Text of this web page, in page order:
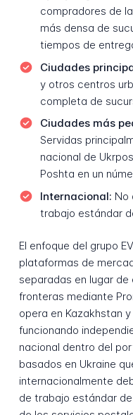
compradores de
más densa de
tiempos de
Ciudades
y otros centros
completa de
Ciudades más
Servidas
nacional de
Poshta en un
Internacional: No
trabajo estándar
El enfoque del grupo
plataformas de
separadas en lugar
fronteras mediante
opera en Kazakhstan
funcionando
nacional dentro del
basados en Ukraine
internacionalmente
de trabajo estándar